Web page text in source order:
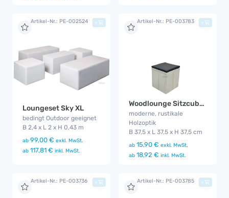
Artikel-Nr.: PE-002524
Loungeset Sky XL
bedingt Outdoor geeignet
B 2,4 x L 2 x H 0,43 m
ab 99,00 € exkl. MwSt.
ab 117,81 € inkl. MwSt.
+ Artikel-Nr.: PE-003783
Woodlounge Sitzcube mit Kissen
moderne, rustikale
Holzoptik
B 37,5 x L 37,5 x H 37,5 cm
ab 15,90 € exkl. MwSt.
ab 18,92 € inkl. MwSt.
+
Artikel-Nr.: PE-003736 + Artikel-Nr.: PE-003785 +